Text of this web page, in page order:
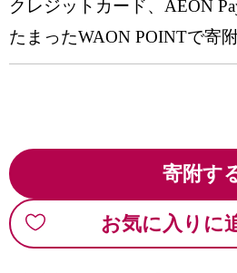
クレジットカード、AEON
たまったWAON POINTで寄
寄附す
お気に入りに